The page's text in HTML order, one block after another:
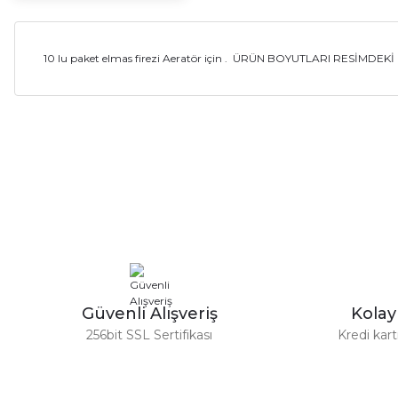
10 lu paket elmas firezi Aeratör için . ÜRÜN BOYUTLARI
Ürün fiyatı diğer sitelerden daha pahalı.
Bu ürüne benzer farklı alternatifler olmalı.
Güvenli Alışveriş
256bit SSL Sertifikası Kredi